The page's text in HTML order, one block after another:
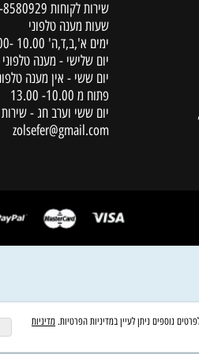
יצירת קשר
שירות לקוחות 8580929
שעות מענה טלפוני
ימים א',ב,ד,ה' 10.00 -18.00
יום שלישי - מענה טלפוני עד
יום ששי - אין מענה